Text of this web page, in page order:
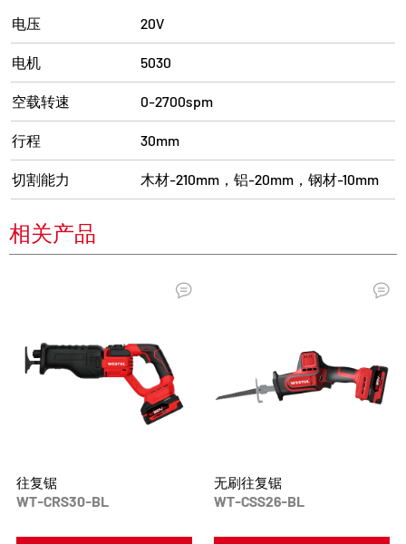
电压 20V
电机 5030
空载转速 0-2700spm
行程 30mm
切割能力 木材-210mm，铝-20mm，钢材-10mm
相关产品
往复锯
WT-CRS30-BL
无刷往复锯
WT-CSS26-BL